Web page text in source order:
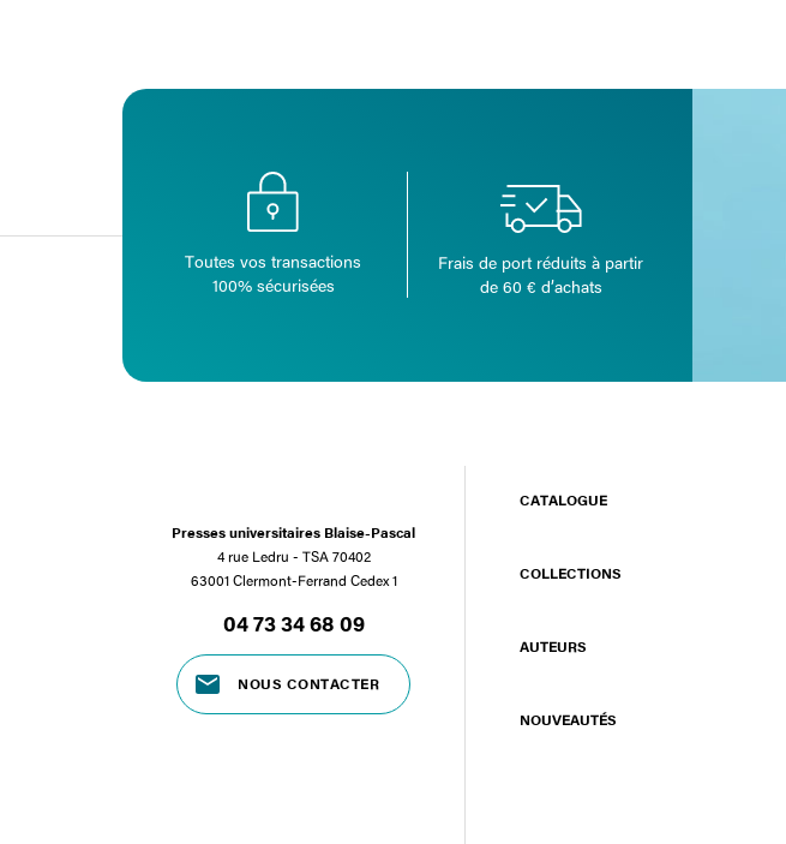
Toutes vos transactions
100% sécurisées
Frais de port réduits à partir
de 60 € d’achats
Presses universitaires Blaise-Pascal
4 rue Ledru - TSA 70402
63001 Clermont-Ferrand Cedex 1
04 73 34 68 09
NOUS CONTACTER
CATALOGUE
COLLECTIONS
AUTEURS
NOUVEAUTÉS